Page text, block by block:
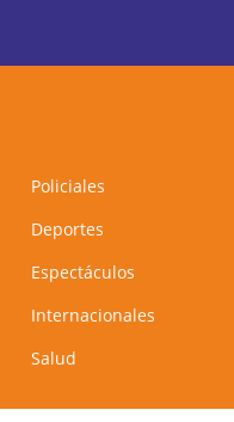
Policiales
Deportes
Espectáculos
Internacionales
Salud